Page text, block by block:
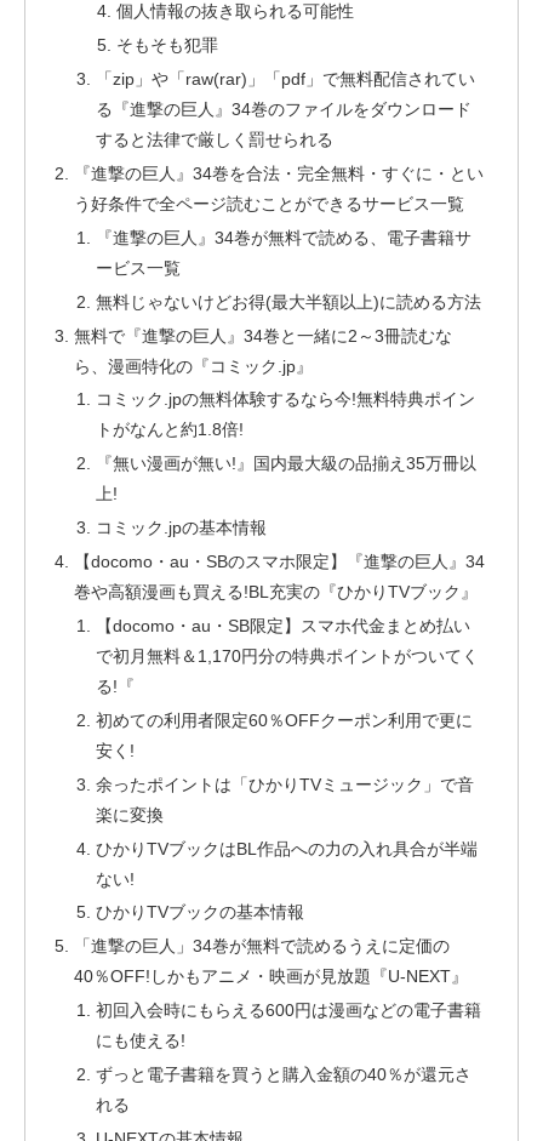
個人情報の抜き取られる可能性
そもそも犯罪
「zip」や「raw(rar)」「pdf」で無料配信されてい
る『進撃の巨人』34巻のファイルをダウンロード
すると法律で厳しく罰せられる
『進撃の巨人』34巻を合法・完全無料・すぐに・とい
う好条件で全ページ読むことができるサービス一覧
『進撃の巨人』34巻が無料で読める、電子書籍サ
ービス一覧
無料じゃないけどお得(最大半額以上)に読める方法
無料で『進撃の巨人』34巻と一緒に2～3冊読むな
ら、漫画特化の『コミック.jp』
コミック.jpの無料体験するなら今!無料特典ポイン
トがなんと約1.8倍!
『無い漫画が無い!』国内最大級の品揃え35万冊以
上!
コミック.jpの基本情報
【docomo・au・SBのスマホ限定】『進撃の巨人』34
巻や高額漫画も買える!BL充実の『ひかりTVブック』
【docomo・au・SB限定】スマホ代金まとめ払い
で初月無料＆1,170円分の特典ポイントがついてく
る!『
初めての利用者限定60％OFFクーポン利用で更に
安く!
余ったポイントは「ひかりTVミュージック」で音
楽に変換
ひかりTVブックはBL作品への力の入れ具合が半端
ない!
ひかりTVブックの基本情報
「進撃の巨人」34巻が無料で読めるうえに定価の
40％OFF!しかもアニメ・映画が見放題『U-NEXT』
初回入会時にもらえる600円は漫画などの電子書籍
にも使える!
ずっと電子書籍を買うと購入金額の40％が還元さ
れる